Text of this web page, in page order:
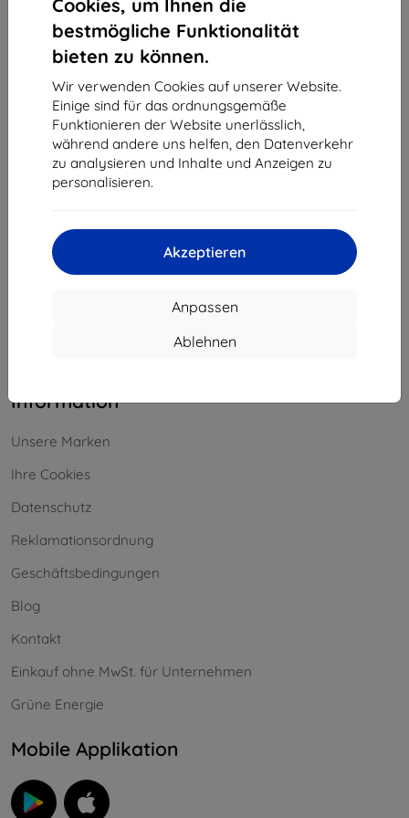
Cookies, um Ihnen die
bestmögliche Funktionalität
bieten zu können.
Wir verwenden Cookies auf unserer Website.
Einige sind für das ordnungsgemäße
Funktionieren der Website unerlässlich,
während andere uns helfen, den Datenverkehr
zu analysieren und Inhalte und Anzeigen zu
personalisieren.
Akzeptieren
Anpassen
Ablehnen
Montag bis Freitag:
8:00 - 16:00
Einkaufen
Versand & Zahlung
Cashback
Information
Unsere Marken
Ihre Cookies
Datenschutz
Reklamationsordnung
Geschäftsbedingungen
Blog
Kontakt
Einkauf ohne MwSt. für Unternehmen
Grüne Energie
Mobile Applikation